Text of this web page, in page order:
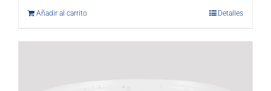
Añadir al carrito Detalles